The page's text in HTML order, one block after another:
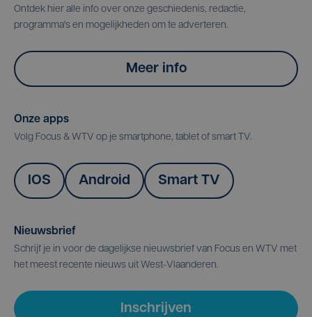
Ontdek hier alle info over onze geschiedenis, redactie,
programma's en mogelijkheden om te adverteren.
Meer info
Onze apps
Volg Focus & WTV op je smartphone, tablet of smart TV.
IOS Android Smart TV
Nieuwsbrief
Schrijf je in voor de dagelijkse nieuwsbrief van Focus en WTV met
het meest recente nieuws uit West-Vlaanderen.
Inschrijven